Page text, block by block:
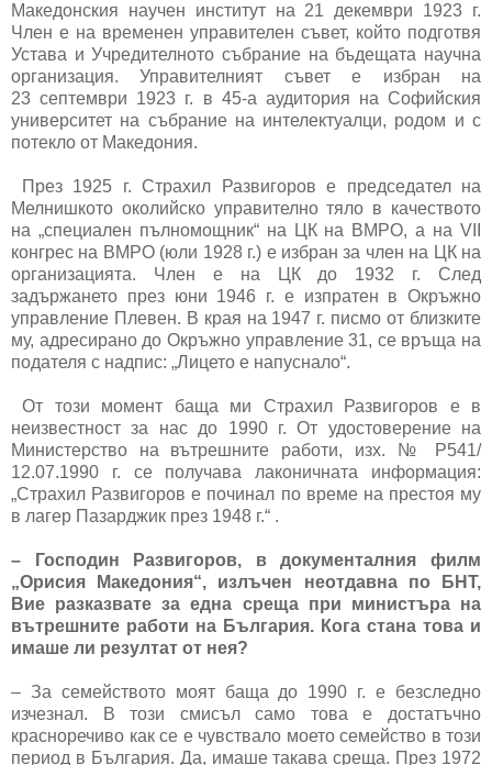
Македонския научен институт на 21 декември 1923 г.
Член е на временен управителен съвет, който подготвя
Устава и Учредителното събрание на бъдещата научна
организация. Управителният съвет е избран на
23 септември 1923 г. в 45-а аудитория на Софийския
университет на събрание на интелектуалци, родом и с
потекло от Македония.
През 1925 г. Страхил Развигоров е председател на
Мелнишкото околийско управително тяло в качеството
на „специален пълномощник“ на ЦК на ВМРО, а на VII
конгрес на ВМРО (юли 1928 г.) е избран за член на ЦК на
организацията. Член е на ЦК до 1932 г. След
задържането през юни 1946 г. е изпратен в Окръжно
управление Плевен. В края на 1947 г. писмо от близките
му, адресирано до Окръжно управление 31, се връща на
подателя с надпис: „Лицето е напуснало“.
От този момент баща ми Страхил Развигоров е в
неизвестност за нас до 1990 г. От удостоверение на
Министерство на вътрешните работи, изх. № Р541/
12.07.1990 г. се получава лаконичната информация:
„Страхил Развигоров е починал по време на престоя му
в лагер Пазарджик през 1948 г.“ .
– Господин Развигоров, в документалния филм
„Орисия Македония“, излъчен неотдавна по БНТ,
Вие разказвате за една среща при министъра на
вътрешните работи на България. Кога стана това и
имаше ли резултат от нея?
– За семейството моят баща до 1990 г. е безследно
изчезнал. В този смисъл само това е достатъчно
красноречиво как се е чувствало моето семейство в този
период в България. Да, имаше такава среща. През 1972